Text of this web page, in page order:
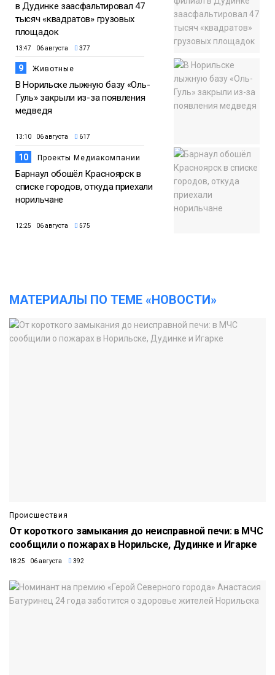
в Дудинке заасфальтировал 47
тысяч «квадратов» грузовых
площадок
13:47 06 августа 377
9 Животные
В Норильске лыжную базу «Оль-
Гуль» закрыли из-за появления
медведя
13:10 06 августа 617
10 Проекты Медиакомпании
Барнаул обошёл Красноярск в
списке городов, откуда приехали
норильчане
12:25 06 августа 575
МАТЕРИАЛЫ ПО ТЕМЕ «НОВОСТИ»
Происшествия
От короткого замыкания до неисправной печи: в МЧС
сообщили о пожарах в Норильске, Дудинке и Игарке
18:25 06 августа 392